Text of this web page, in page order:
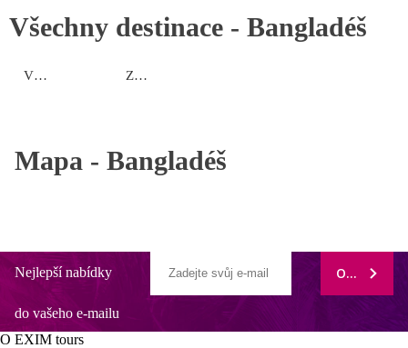
Všechny destinace - Bangladéš
Východní oblast Západní oblast
Mapa - Bangladéš
Nejlepší nabídky
do vašeho e-mailu
ODEBÍRAT
O EXIM tours